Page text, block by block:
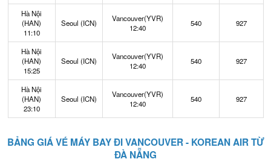
Hà Nội
(HAN)
11:10
Seoul (ICN)
Vancouver(YVR)
12:40
540 927
Hà Nội
(HAN)
15:25
Seoul (ICN)
Vancouver(YVR)
12:40
540 927
Hà Nội
(HAN)
23:10
Seoul (ICN)
Vancouver(YVR)
12:40
540 927
BẢNG GIÁ VÉ MÁY BAY ĐI VANCOUVER - KOREAN AIR TỪ
ĐÀ NẴNG